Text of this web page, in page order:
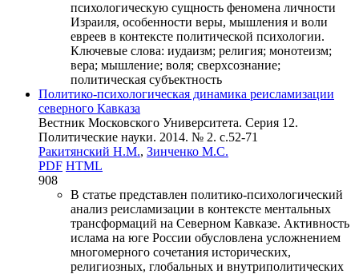
психологическую сущность феномена личности
Израиля, особенности веры, мышления и воли
евреев в контексте политической психологии.
Ключевые слова: иудаизм; религия; монотеизм;
вера; мышление; воля; сверхсознание;
политическая субъектность
Политико-психологическая динамика реисламизации
северного Кавказа
Вестник Московского Университета. Серия 12.
Политические науки. 2014. № 2. c.52-71
Ракитянский Н.М., Зинченко М.С.
PDF HTML
908
В статье представлен политико-психологический
анализ реисламизации в контексте ментальных
трансформаций на Северном Кавказе. Активность
ислама на юге России обусловлена усложнением
многомерного сочетания исторических,
религиозных, глобальных и внутриполитических